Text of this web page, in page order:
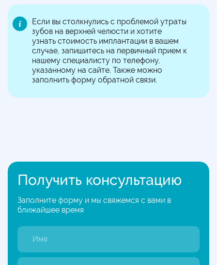
Если вы столкнулись с проблемой утраты
зубов на верхней челюсти и хотите
узнать стоимость имплантации в вашем
случае, запишитесь на первичный прием к
нашему специалисту по телефону,
указанному на сайте. Также можно
заполнить форму обратной связи.
Получить консультацию
Заполните форму и мы свяжемся с вами в
ближайшее время